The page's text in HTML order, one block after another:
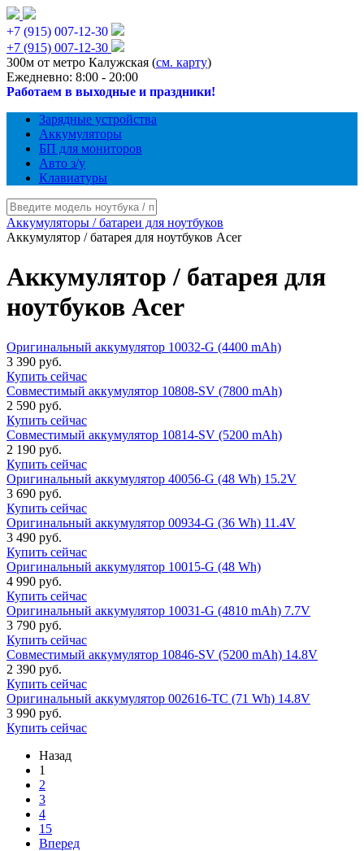
+7 (915) 007-12-30
+7 (915) 007-12-30
300м от метро Калужская (см. карту)
Ежедневно: 8:00 - 20:00
Работаем в выходные и праздники!
Зарядные устройства
Аккумуляторы
БП для мониторов
Авто з/у
Клавиатуры
Аккумуляторы / батареи для ноутбуков
Аккумулятор / батарея для ноутбуков Acer
Аккумулятор / батарея для
ноутбуков Acer
Оригинальный аккумулятор 10032-G (4400 mAh)
3 390 руб.
Купить сейчас
Совместимый аккумулятор 10808-SV (7800 mAh)
2 590 руб.
Купить сейчас
Совместимый аккумулятор 10814-SV (5200 mAh)
2 190 руб.
Купить сейчас
Оригинальный аккумулятор 40056-G (48 Wh) 15.2V
3 690 руб.
Купить сейчас
Оригинальный аккумулятор 00934-G (36 Wh) 11.4V
3 490 руб.
Купить сейчас
Оригинальный аккумулятор 10015-G (48 Wh)
4 990 руб.
Купить сейчас
Оригинальный аккумулятор 10031-G (4810 mAh) 7.7V
3 790 руб.
Купить сейчас
Совместимый аккумулятор 10846-SV (5200 mAh) 14.8V
2 390 руб.
Купить сейчас
Оригинальный аккумулятор 002616-TC (71 Wh) 14.8V
3 990 руб.
Купить сейчас
Назад
1
2
3
4
15
Вперед